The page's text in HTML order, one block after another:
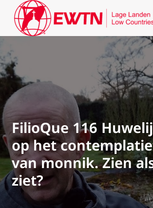
FilioQue 116
op het
van monnik. Zien
ziet?